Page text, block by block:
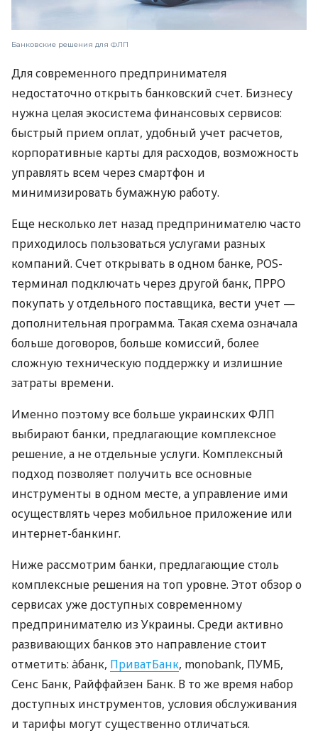
Банковские решения для ФЛП
Для современного предпринимателя
недостаточно открыть банковский счет. Бизнесу
нужна целая экосистема финансовых сервисов:
быстрый прием оплат, удобный учет расчетов,
корпоративные карты для расходов, возможность
управлять всем через смартфон и
минимизировать бумажную работу.
Еще несколько лет назад предпринимателю часто
приходилось пользоваться услугами разных
компаний. Счет открывать в одном банке, POS-
терминал подключать через другой банк, ПРРО
покупать у отдельного поставщика, вести учет —
дополнительная программа. Такая схема означала
больше договоров, больше комиссий, более
сложную техническую поддержку и излишние
затраты времени.
Именно поэтому все больше украинских ФЛП
выбирают банки, предлагающие комплексное
решение, а не отдельные услуги. Комплексный
подход позволяет получить все основные
инструменты в одном месте, а управление ими
осуществлять через мобильное приложение или
интернет-банкинг.
Ниже рассмотрим банки, предлагающие столь
комплексные решения на топ уровне. Этот обзор о
сервисах уже доступных современному
предпринимателю из Украины. Среди активно
развивающих банков это направление стоит
отметить: àбанк, ПриватБанк, monobank, ПУМБ,
Сенс Банк, Райффайзен Банк. В то же время набор
доступных инструментов, условия обслуживания
и тарифы могут существенно отличаться.